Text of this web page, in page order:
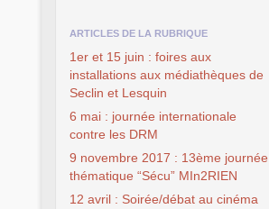
ARTICLES DE LA RUBRIQUE
1er et 15 juin : foires aux
installations aux médiathèques de
Seclin et Lesquin
6 mai : journée internationale
contre les DRM
9 novembre 2017 : 13ème journée
thématique “Sécu” MIn2RIEN
12 avril : Soirée/débat au cinéma